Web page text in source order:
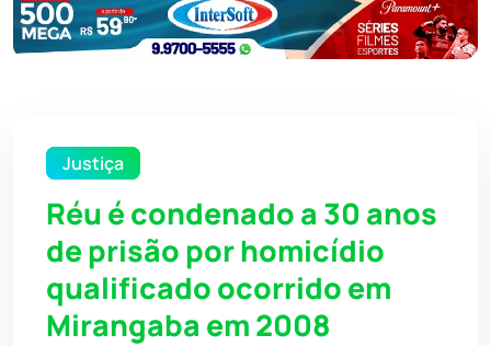
Justiça
Réu é condenado a 30 anos
de prisão por homicídio
qualificado ocorrido em
Mirangaba em 2008